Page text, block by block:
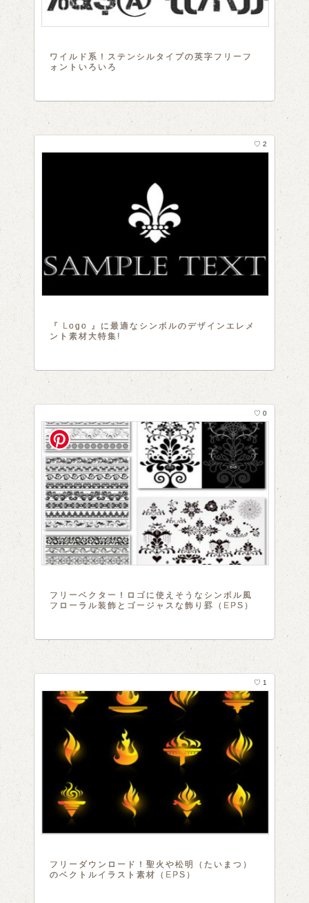
ワイルド系！ステンシルタイプの英字フリーフ
ォントいろいろ
『 Logo 』に最適なシンボルのデザインエレメ
ント素材大特集!
♡ 2
フリーベクター！ロゴに使えそうなシンボル風
フローラル装飾とゴージャスな飾り罫（EPS）
♡ 0
フリーダウンロード！聖火や松明（たいまつ）
のベクトルイラスト素材（EPS）
♡ 1